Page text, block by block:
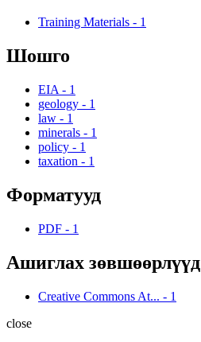
Training Materials - 1
Шошго
EIA - 1
geology - 1
law - 1
minerals - 1
policy - 1
taxation - 1
Форматууд
PDF - 1
Ашиглах зөвшөөрлүүд
Creative Commons At... - 1
close